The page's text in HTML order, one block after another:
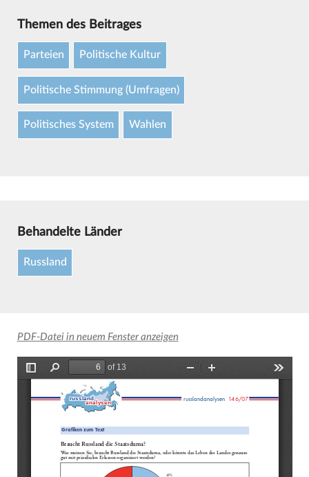
Themen des Beitrages
Parteien Politische Kultur
Politische Stimmung (Umfragen)
Politisches System Wahlen
Behandelte Länder
Russland
PDF-Datei in neuem Fenster anzeigen